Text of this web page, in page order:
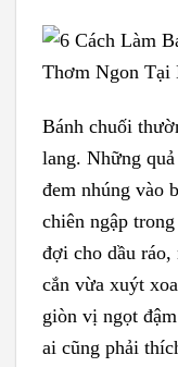
Bánh chuối
lang. Những
đem nhúng vào
chiên ngập
đợi cho dầu ráo,
cắn vừa xuýt
giòn vị ngọt
ai cũng phải